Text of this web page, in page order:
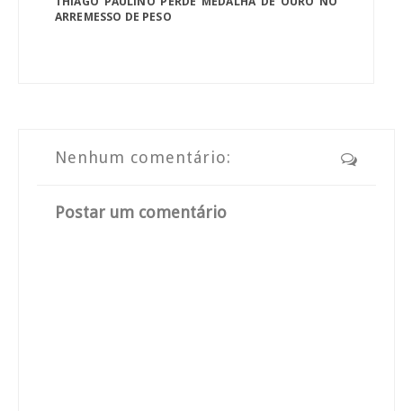
ARREMESSO DE PESO
Nenhum comentário:
Postar um comentário